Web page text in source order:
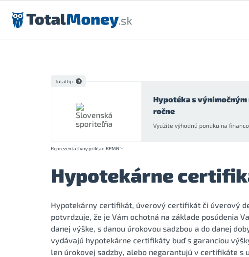
Preskočiť na obsah
Totaltip
Hypotéka s výnimočným
ročne
Využite výhodnú ponuku na
Reprezentatívny príklad RPMN
Hypotekárne
Hypotekárny certifikát, úverový certifikát či úverový
potvrdzuje, že je Vám ochotná na základe posúdenia
danej výške, s danou úrokovou sadzbou a do danej
vydávajú hypotekárne certifikáty buď s garanciou
len úrokovej sadzby, alebo negarantujú v certifikáte s